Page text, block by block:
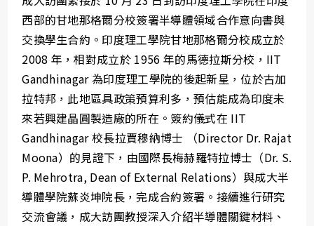
西部的甘地那格爾分校簽署半導體領域合作意向書與
交換學生合約。印度理工學院甘地那格爾分校成立於
2008 年，相對成立於 1956 年的馬德拉斯分校，IIT
Gandhinagar 為印度理工學院的後起新星，位於古加
拉特邦，此地區具政策預算利多，預估能成為印度未
來若興建晶圓製造廠的所在。簽約儀式在 IIT
Gandhinagar 校長拉賈穆納博士 （Director Dr. Rajat
Moona）的見證下，由國際長梅赫羅特拉博士（Dr. S.
P. Mehrotra, Dean of External Relations）與成大半
導體學院蘇炎坤院長，完成合約簽署。接續進行研究
交流會議，成大訪團教授深入介紹半導體關鍵材料、